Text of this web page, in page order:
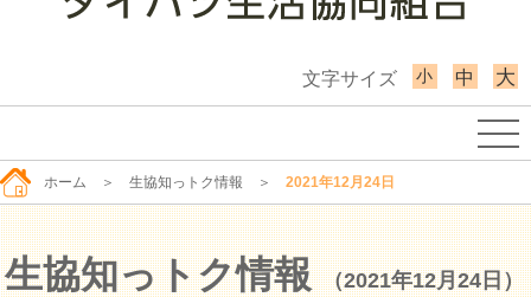
文字サイズ 小 中 大
ホーム ＞ 生協知っトク情報 ＞ 2021年12月24日
生協知っトク情報 （2021年12月24日）